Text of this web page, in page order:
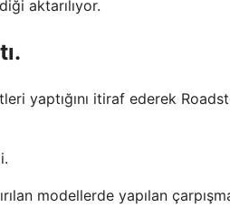
aktarılıyor.
yaptığını itiraf ederek
modellerde yapılan